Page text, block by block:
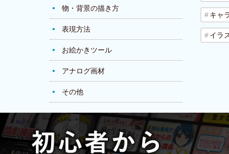
物・背景の描き方
表現方法
お絵かきツール
アナログ画材
その他
キャ
イラ